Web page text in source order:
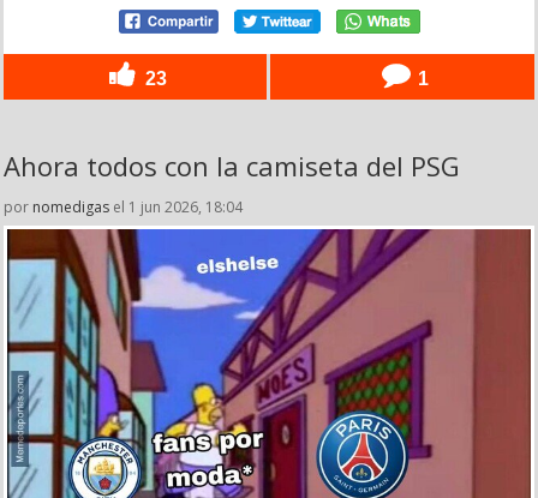
23 1
Ahora todos con la camiseta del PSG
por nomedigas el 1 jun 2026, 18:04